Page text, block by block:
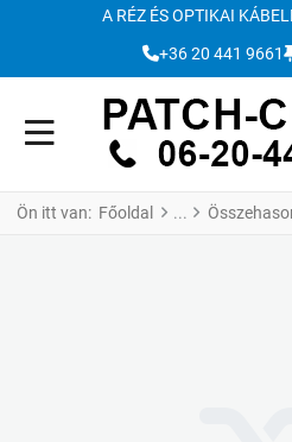
A RÉZ ÉS OPTIKAI
+36 20 441 9661
Ön itt van: Főoldal